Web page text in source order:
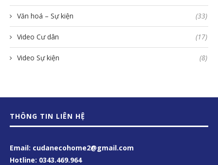
Văn hoá – Sự kiện (33)
Video Cư dân (17)
Video Sự kiện (8)
THÔNG TIN LIÊN HỆ
Email: cudanecohome2@gmail.com
Hotline: 0343.469.964